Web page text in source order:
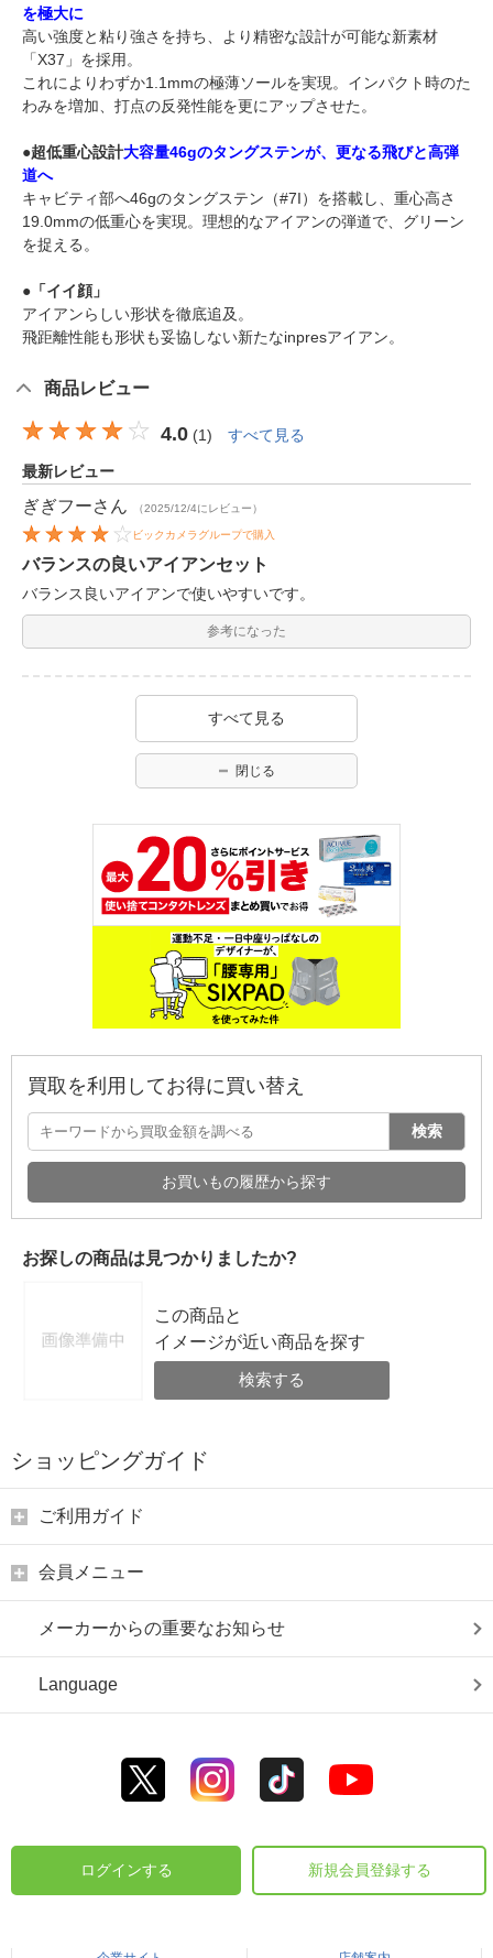
を極大に
高い強度と粘り強さを持ち、より精密な設計が可能な新素材
「X37」を採用。
これによりわずか1.1mmの極薄ソールを実現。インパクト時のた
わみを増加、打点の反発性能を更にアップさせた。
●超低重心設計大容量46gのタングステンが、更なる飛びと高弾
道へ
キャビティ部へ46gのタングステン（#7I）を搭載し、重心高さ
19.0mmの低重心を実現。理想的なアイアンの弾道で、グリーン
を捉える。
●「イイ顔」
アイアンらしい形状を徹底追及。
飛距離性能も形状も妥協しない新たなinpresアイアン。
商品レビュー
4.0 (1) すべて見る
最新レビュー
ぎぎフーさん （2025/12/4にレビュー）
ビックカメラグループで購入
バランスの良いアイアンセット
バランス良いアイアンで使いやすいです。
参考になった
すべて見る
閉じる
買取を利用してお得に買い替え
検索
お買いもの履歴から探す
お探しの商品は見つかりましたか?
この商品と
イメージが近い商品を探す
検索する
ショッピングガイド
ご利用ガイド
会員メニュー
メーカーからの重要なお知らせ
Language
ログインする 新規会員登録する